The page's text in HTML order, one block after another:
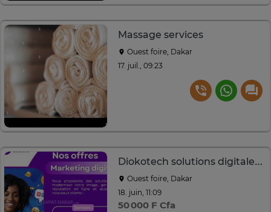
Massage services
Ouest foire, Dakar
17. juil., 09:23
Diokotech solutions digitales sur mesure performantes
Ouest foire, Dakar
18. juin, 11:09
50 000 F Cfa